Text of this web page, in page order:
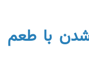
با طعم